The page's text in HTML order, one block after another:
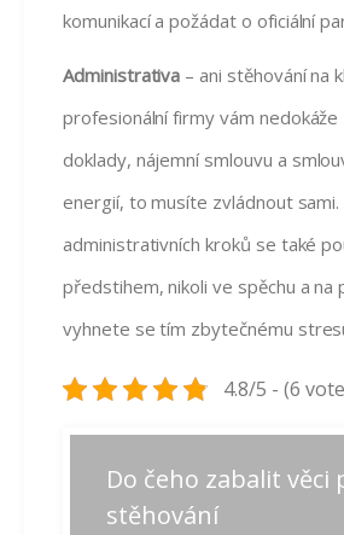
komunikací a požádat o oficiální
Administrativa – ani stěhování na
profesionální firmy vám
doklady, nájemní smlouvu a
energií, to musíte zvládnout
administrativních kroků se také
předstihem, nikoli ve spěchu a na
vyhnete se tím zbytečnému
4.8/5 - (6
Navigace
pro
PředchozíPředchozí
příspěvek:
Do čeho zabalit věci
stěhování